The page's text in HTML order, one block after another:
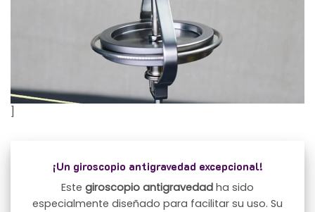
¡Un giroscopio antigravedad excepcional!
Este giroscopio antigravedad ha sido
especialmente diseñado para facilitar su uso. Su